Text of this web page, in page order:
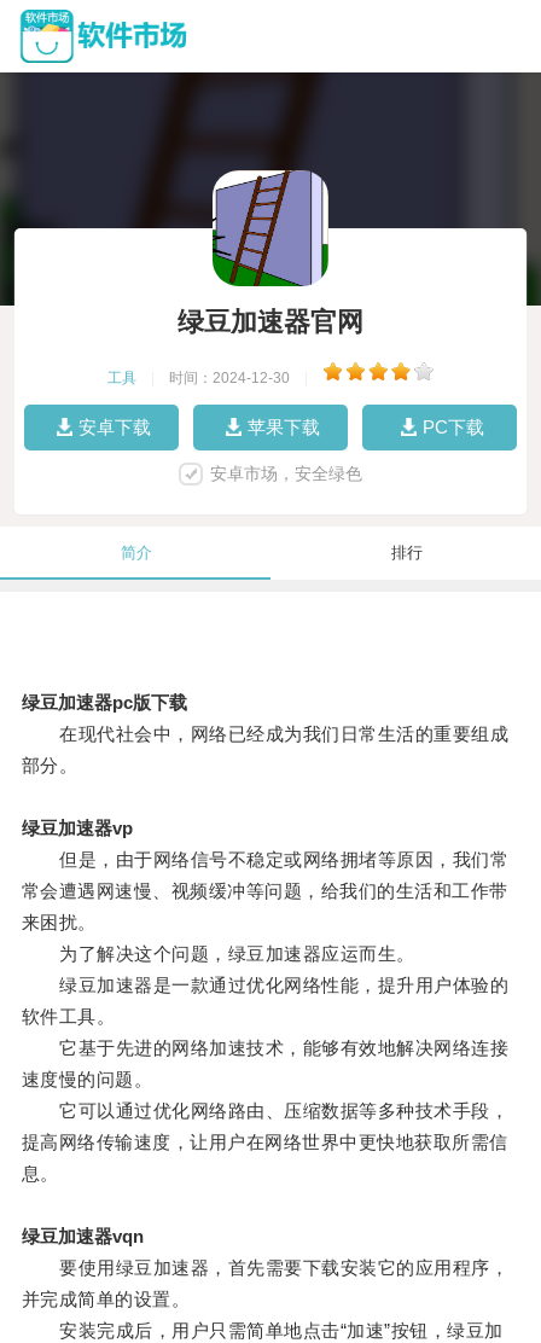
绿豆加速器官网
工具 时间：2024-12-30
安卓下载 苹果下载 PC下载
安卓市场，安全绿色
简介 排行
绿豆加速器pc版下载
在现代社会中，网络已经成为我们日常生活的重要组成
部分。
绿豆加速器vp
但是，由于网络信号不稳定或网络拥堵等原因，我们常
常会遭遇网速慢、视频缓冲等问题，给我们的生活和工作带
来困扰。
为了解决这个问题，绿豆加速器应运而生。
绿豆加速器是一款通过优化网络性能，提升用户体验的
软件工具。
它基于先进的网络加速技术，能够有效地解决网络连接
速度慢的问题。
它可以通过优化网络路由、压缩数据等多种技术手段，
提高网络传输速度，让用户在网络世界中更快地获取所需信
息。
绿豆加速器vqn
要使用绿豆加速器，首先需要下载安装它的应用程序，
并完成简单的设置。
安装完成后，用户只需简单地点击“加速”按钮，绿豆加